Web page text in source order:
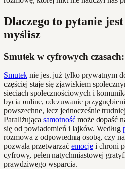
Dlaczego to pytanie
myślisz
Smutek w cyfrowych
Smutek nie jest już tylko prywatnym
częściej staje się zjawiskiem
sieciach społecznościowych i
bycia online, odczuwanie
powszechne, lecz jednocześnie
Paraliżująca samotność może dopaść
się od powiadomień i lajków. Według
rozmowa z odpowiednią osobą, czy
pozwala przetwarzać emocje i chroni
cyfrowy, pełen natychmiastowej
prawdziwego wsparcia.